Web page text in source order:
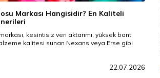
Markası Hangisidir? En Kaliteli
kesintisiz veri aktarımı, yüksek bant
kalitesi sunan Nexans veya Erse gibi
22.07.2026